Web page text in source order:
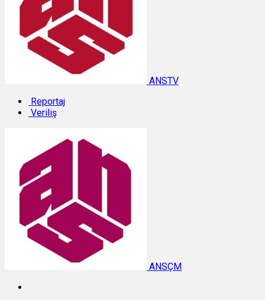
ANSTV
Reportaj
Veriliş
ANSÇM